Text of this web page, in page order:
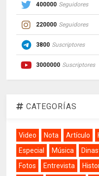
400000 Seguidores
220000 Seguidores
3800 Suscriptores
3000000 Suscriptores
CATEGORÍAS
Video Nota Artículo
Especial
Música
Fotos
Entrevista